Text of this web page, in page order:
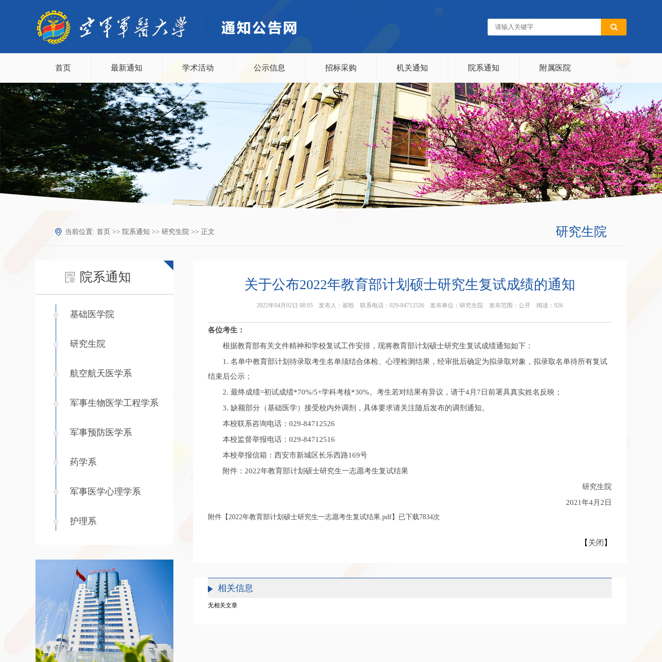
首页 最新通知 学术活动 公示信息 招标采购 机关通知 院系通知 附属医院
当前位置: 首页 >> 院系通知 >> 研究生院 >> 正文 研究生院
院系通知
基础医学院
研究生院
航空航天医学系
军事生物医学工程学系
军事预防医学系
药学系
军事医学心理学系
护理系
关于公布2022年教育部计划硕士研究生复试成绩的通知
2022年04月02日 08:05 发布人：崔晗 联系电话：029-84712526 发布单位：研究生院 发布范围：公开 阅读： 926
各位考生：
根据教育部有关文件精神和学校复试工作安排，现将教育部计划硕士研究生复试成绩通知如下：
1. 名单中教育部计划待录取考生名单须结合体检、心理检测结果，经审批后确定为拟录取对象，拟录取名单待所有复试
结束后公示；
2. 最终成绩=初试成绩*70%/5+学科考核*30%。考生若对结果有异议，请于4月7日前署具真实姓名反映；
3. 缺额部分（基础医学）接受校内外调剂，具体要求请关注随后发布的调剂通知。
本校联系咨询电话：029-84712526
本校监督举报电话：029-84712516
本校举报信箱：西安市新城区长乐西路169号
附件：2022年教育部计划硕士研究生一志愿考生复试结果
研究生院
2021年4月2日
附件【2022年教育部计划硕士研究生一志愿考生复试结果.pdf】已下载7834次
【 关闭 】
相关信息
无相关文章